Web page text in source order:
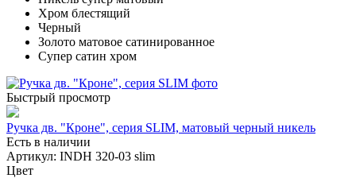
Хром блестящий
Черный
Золото матовое сатинированное
Супер сатин хром
Быстрый просмотр
Ручка дв. "Кроне", серия SLIM, матовый черный никель
Есть в наличии
Артикул: INDH 320-03 slim
Цвет